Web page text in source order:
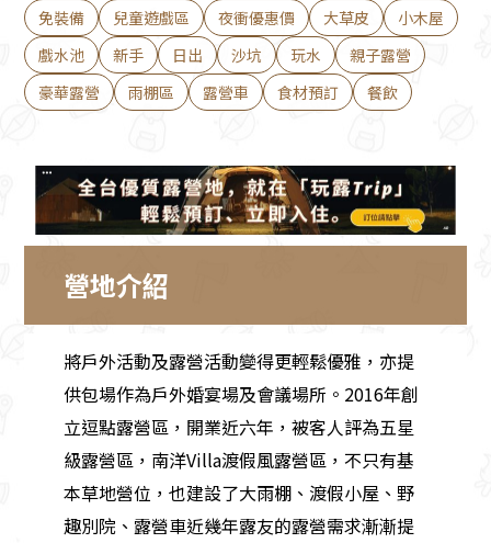
免裝備 兒童遊戲區 夜衝優惠價 大草皮
小木屋
戲水池
新手 日出 沙坑 玩水
親子露營
豪華露營
雨棚區 露營車 食材預訂 餐飲
營地介紹
將戶外活動及露營活動變得更輕鬆優雅，亦提
供包場作為戶外婚宴場及會議場所。2016年創
立逗點露營區，開業近六年，被客人評為五星
級露營區，南洋Villa渡假風露營區，不只有基
本草地營位，也建設了大雨棚、渡假小屋、野
趣別院、露營車近幾年露友的露營需求漸漸提